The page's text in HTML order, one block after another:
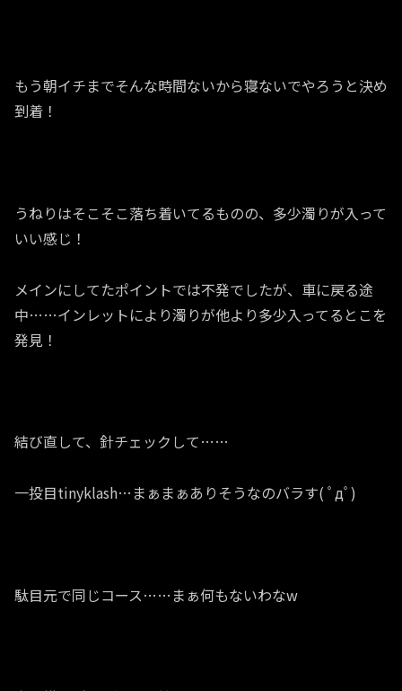
もう朝イチまでそんな時間ないから寝ないでやろうと決め
到着！
うねりはそこそこ落ち着いてるものの、多少濁りが入って
いい感じ！
メインにしてたポイントでは不発でしたが、車に戻る途
中……インレットにより濁りが他より多少入ってるとこを
発見！
結び直して、針チェックして……
一投目tinyklash…まぁまぁありそうなのバラす( ﾟдﾟ)
駄目元で同じコース……まぁ何もないわなw